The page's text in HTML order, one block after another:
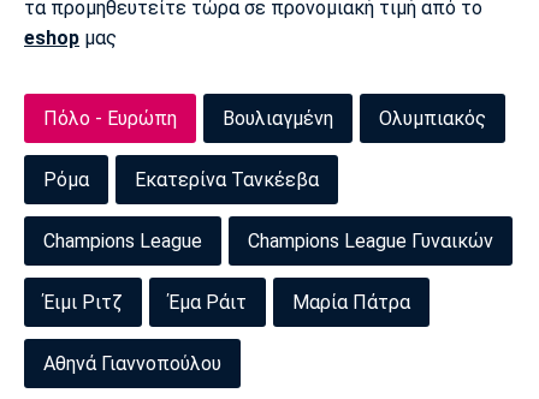
τα προμηθευτείτε τώρα σε προνομιακή τιμή από το
eshop μας
Πόλο - Ευρώπη Βουλιαγμένη Ολυμπιακός
Ρόμα Εκατερίνα Τανκέεβα
Champions League Champions League Γυναικών
Έιμι Ριτζ Έμα Ράιτ Μαρία Πάτρα
Αθηνά Γιαννοπούλου